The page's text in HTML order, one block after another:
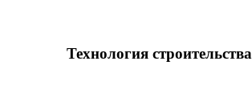
Технология строительства